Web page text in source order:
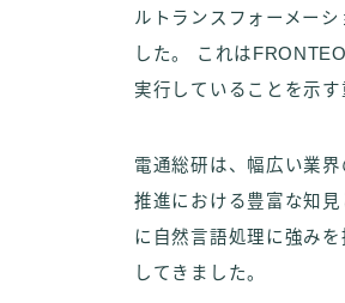
ルトランスフォーメー
した。 これは
実行していることを示す
電通総研は、幅広い業
推進における豊富な知
に自然言語処理に強み
してきました。